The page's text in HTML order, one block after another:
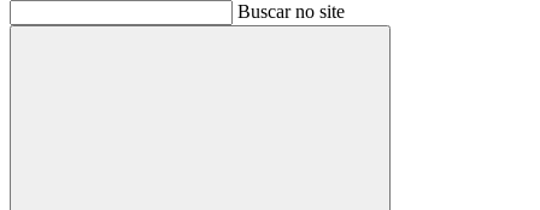
Buscar no site